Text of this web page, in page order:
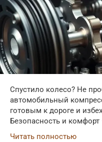
Спустило колесо? Не
автомобильный
готовым к дороге и
Безопасность и
Читать полностью